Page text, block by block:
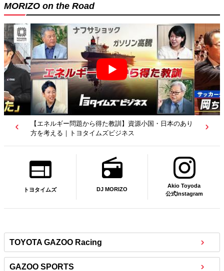
MORIZO on the Road
【エネルギー問題から得た教訓】資源小国・日本のあり
方を考える｜トヨタイムズビジネス
トヨタイムズ DJ MORIZO
Akio Toyoda
公式Instagram
TOYOTA GAZOO Racing
GAZOO SPORTS